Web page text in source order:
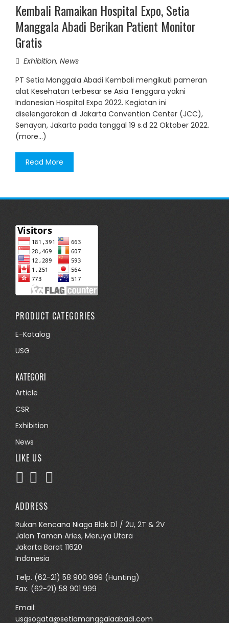
Kembali Ramaikan Hospital Expo, Setia
Manggala Abadi Berikan Patient Monitor
Gratis
Exhibition, News
PT Setia Manggala Abadi Kembali mengikuti pameran
alat Kesehatan terbesar se Asia Tenggara yakni
Indonesian Hospital Expo 2022. Kegiatan ini
diselengarakan di Jakarta Convention Center (JCC),
Senayan, Jakarta pada tanggal 19 s.d 22 Oktober 2022.
(more…)
Read More
PRODUCT CATEGORIES
E-Katalog
USG
KATEGORI
Article
CSR
Exhibition
News
LIKE US
ADDRESS
Rukan Kencana Niaga Blok D1 / 2U, 2T & 2V
Jalan Taman Aries, Meruya Utara
Jakarta Barat 11620
Indonesia
Telp. (62-21) 58 900 999 (Hunting)
Fax. (62-21) 58 901 999
Email:
usgsogata@setiamanggalaabadi.com